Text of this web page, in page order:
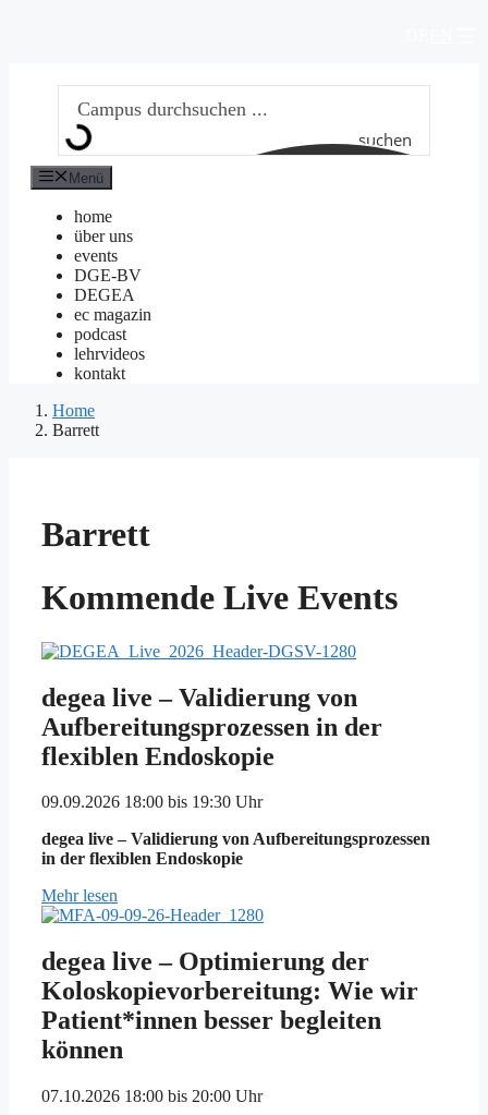
suchen
Menü
home
über uns
events
DGE-BV
DEGEA
ec magazin
podcast
lehrvideos
kontakt
Home
Barrett
Barrett
Kommende Live Events
degea live – Validierung von
Aufbereitungsprozessen in der
flexiblen Endoskopie
09.09.2026 18:00 bis 19:30 Uhr
degea live – Validierung von Aufbereitungsprozessen
in der flexiblen Endoskopie
Mehr lesen
degea live – Optimierung der
Koloskopievorbereitung: Wie wir
Patient*innen besser begleiten
können
07.10.2026 18:00 bis 20:00 Uhr